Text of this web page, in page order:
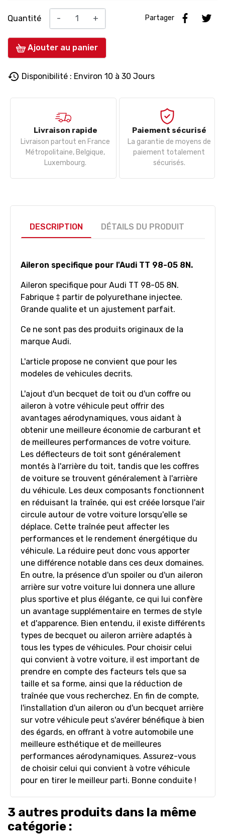
Quantité - +
Ajouter au panier
Partager
history Disponibilité : Environ 10 à 30 Jours
Livraison rapide
Livraison partout en France
Métropolitaine, Belgique,
Luxembourg.
Paiement sécurisé
La garantie de moyens de
paiement totalement
sécurisés.
DESCRIPTION DÉTAILS DU PRODUIT
Aileron specifique pour l'Audi TT 98-05 8N.
Aileron specifique pour Audi TT 98-05 8N.
Fabrique ‡ partir de polyurethane injectee.
Grande qualite et un ajustement parfait.
Ce ne sont pas des produits originaux de la
marque Audi.
L'article propose ne convient que pour les
modeles de vehicules decrits.
L'ajout d'un becquet de toit ou d'un coffre ou
aileron à votre véhicule peut offrir des
avantages aérodynamiques, vous aidant à
obtenir une meilleure économie de carburant et
de meilleures performances de votre voiture.
Les déflecteurs de toit sont généralement
montés à l'arrière du toit, tandis que les coffres
de voiture se trouvent généralement à l'arrière
du véhicule. Les deux composants fonctionnent
en réduisant la traînée, qui est créée lorsque l'air
circule autour de votre voiture lorsqu'elle se
déplace. Cette traînée peut affecter les
performances et le rendement énergétique du
véhicule. La réduire peut donc vous apporter
une différence notable dans ces deux domaines.
En outre, la présence d'un spoiler ou d'un aileron
arrière sur votre voiture lui donnera une allure
plus sportive et plus élégante, ce qui lui confère
un avantage supplémentaire en termes de style
et d'apparence. Bien entendu, il existe différents
types de becquet ou aileron arrière adaptés à
tous les types de véhicules. Pour choisir celui
qui convient à votre voiture, il est important de
prendre en compte des facteurs tels que sa
taille et sa forme, ainsi que la réduction de
traînée que vous recherchez. En fin de compte,
l'installation d'un aileron ou d'un becquet arrière
sur votre véhicule peut s'avérer bénéfique à bien
des égards, en offrant à votre automobile une
meilleure esthétique et de meilleures
performances aérodynamiques. Assurez-vous
de choisir celui qui convient à votre véhicule
pour en tirer le meilleur parti. Bonne conduite !
3 autres produits dans la même
catégorie :